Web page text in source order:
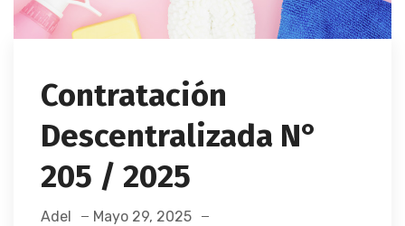
Contratación
Descentralizada N°
205 / 2025
Adel Mayo 29, 2025